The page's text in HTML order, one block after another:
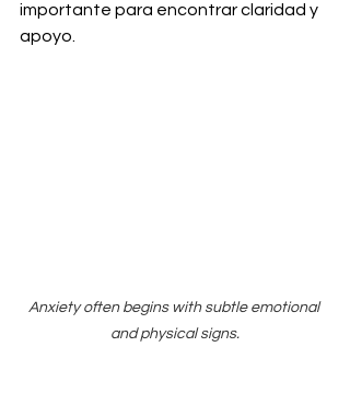
importante para encontrar claridad y
apoyo.
Anxiety often begins with subtle emotional
and physical signs.